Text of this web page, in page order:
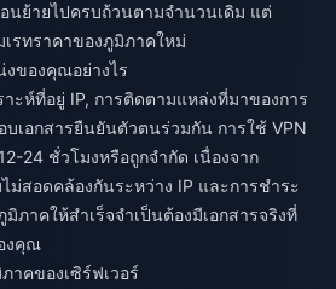
นย้ายไปครบถ้วนตามจำนวนเดิม แต่
รทราคาของภูมิภาคใหม่
งของคุณอย่างไร
ะห์ที่อยู่ IP, การติดตามแหล่งที่มาของการ
บเอกสารยืนยันตัวตนร่วมกัน การใช้ VPN
24 ชั่วโมงหรือถูกจำกัด เนื่องจาก
สอดคล้องกันระหว่าง IP และการชำระ
ภาคให้สำเร็จจำเป็นต้องมีเอกสารจริงที่
งคุณ
คของเซิร์ฟเวอร์